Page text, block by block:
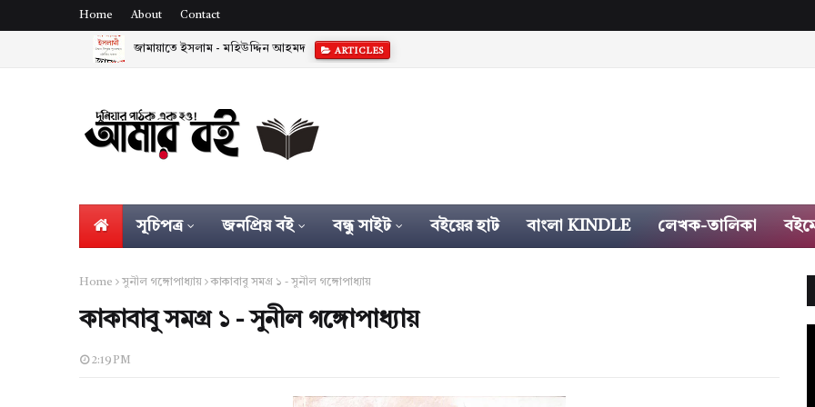
Home About Contact
জামায়াতে ইসলাম - মহিউদ্দিন আহমদ ARTICLES
সূচিপত্র জনপ্রিয় বই বন্ধু সাইট বইয়ের হাট বাংলা KINDLE লেখক-তালিকা
Home সুনীল গঙ্গোপাধ্যায় কাকাবাবু সমগ্র ১ - সুনীল গঙ্গোপাধ্যায়
কাকাবাবু সমগ্র ১ - সুনীল গঙ্গোপাধ্যায়
2:19 PM